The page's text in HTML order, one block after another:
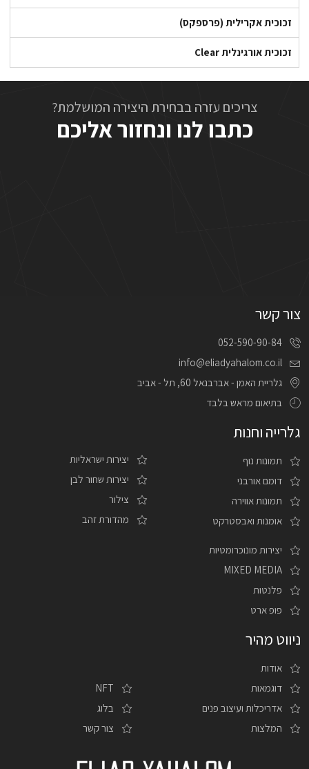
זכוכית אקרילית (פרספקס)
זכוכית אורגינלית Clear
צריכים עזרה בבחירת היצירה המושלמת?
כתבו לנו ונחזור אליכם
צור קשר
052-590-90-84
info@eliadyahalom.co.il
גלריית האמן - אברבנאל 60, תל - אביב
בתיאום מראש בלבד
גלרייה וחנות
תמונות נוף
דומם אורבני
תמונות אווירה
אומנות ואבסטרקט
יצירות ישראליות
יצירות שחור לבן
צילור
מהדורת זהב
יצירות מונוכרומטיות
MIXED MEDIA
פלנטות
פופ ארט
ניווט מהיר
אודות
דוגמאות
אדריכלות ועיצוב פנים
המלצות
NFT
בלוג
צור קשר